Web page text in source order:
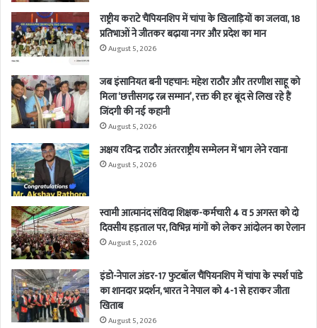
राष्ट्रीय कराटे चैंपियनशिप में चांपा के खिलाड़ियों का जलवा, 18
प्रतिभाओं ने जीतकर बढ़ाया नगर और प्रदेश का मान
August 5, 2026
जब इंसानियत बनी पहचान: महेश राठौर और तरणीश साहू को
मिला ‘छत्तीसगढ़ रत्न सम्मान’, रक्त की हर बूंद से लिख रहे हैं
जिंदगी की नई कहानी
August 5, 2026
अक्षय रविन्द्र राठौर अंतरराष्ट्रीय सम्मेलन में भाग लेने रवाना
August 5, 2026
स्वामी आत्मानंद संविदा शिक्षक-कर्मचारी 4 व 5 अगस्त को दो
दिवसीय हड़ताल पर, विभिन्न मांगों को लेकर आंदोलन का ऐलान
August 5, 2026
इंडो-नेपाल अंडर-17 फुटबॉल चैंपियनशिप में चांपा के स्पर्श पांडे
का शानदार प्रदर्शन, भारत ने नेपाल को 4-1 से हराकर जीता
खिताब
August 5, 2026